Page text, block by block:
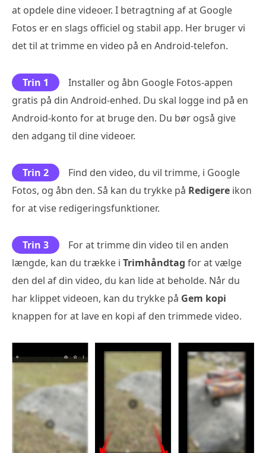
at opdele dine videoer. I betragtning af at Google
Fotos er en slags officiel og stabil app. Her bruger vi
det til at trimme en video på en Android-telefon.
Trin 1
Installer og åbn Google Fotos-appen
gratis på din Android-enhed. Du skal logge ind på en
Android-konto for at bruge den. Du bør også give
den adgang til dine videoer.
Trin 2
Find den video, du vil trimme, i Google
Fotos, og åbn den. Så kan du trykke på Redigere ikon
for at vise redigeringsfunktioner.
Trin 3
For at trimme din video til en anden
længde, kan du trække i Trimhåndtag for at vælge
den del af din video, du kan lide at beholde. Når du
har klippet videoen, kan du trykke på Gem kopi
knappen for at lave en kopi af den trimmede video.